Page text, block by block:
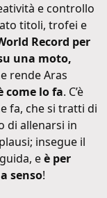
e controllo
titoli, trofei e
Record per
una moto,
rende Aras
come lo fa. C’è
fa, che si tratti di
di allenarsi in
insegue il
eè per
senso!